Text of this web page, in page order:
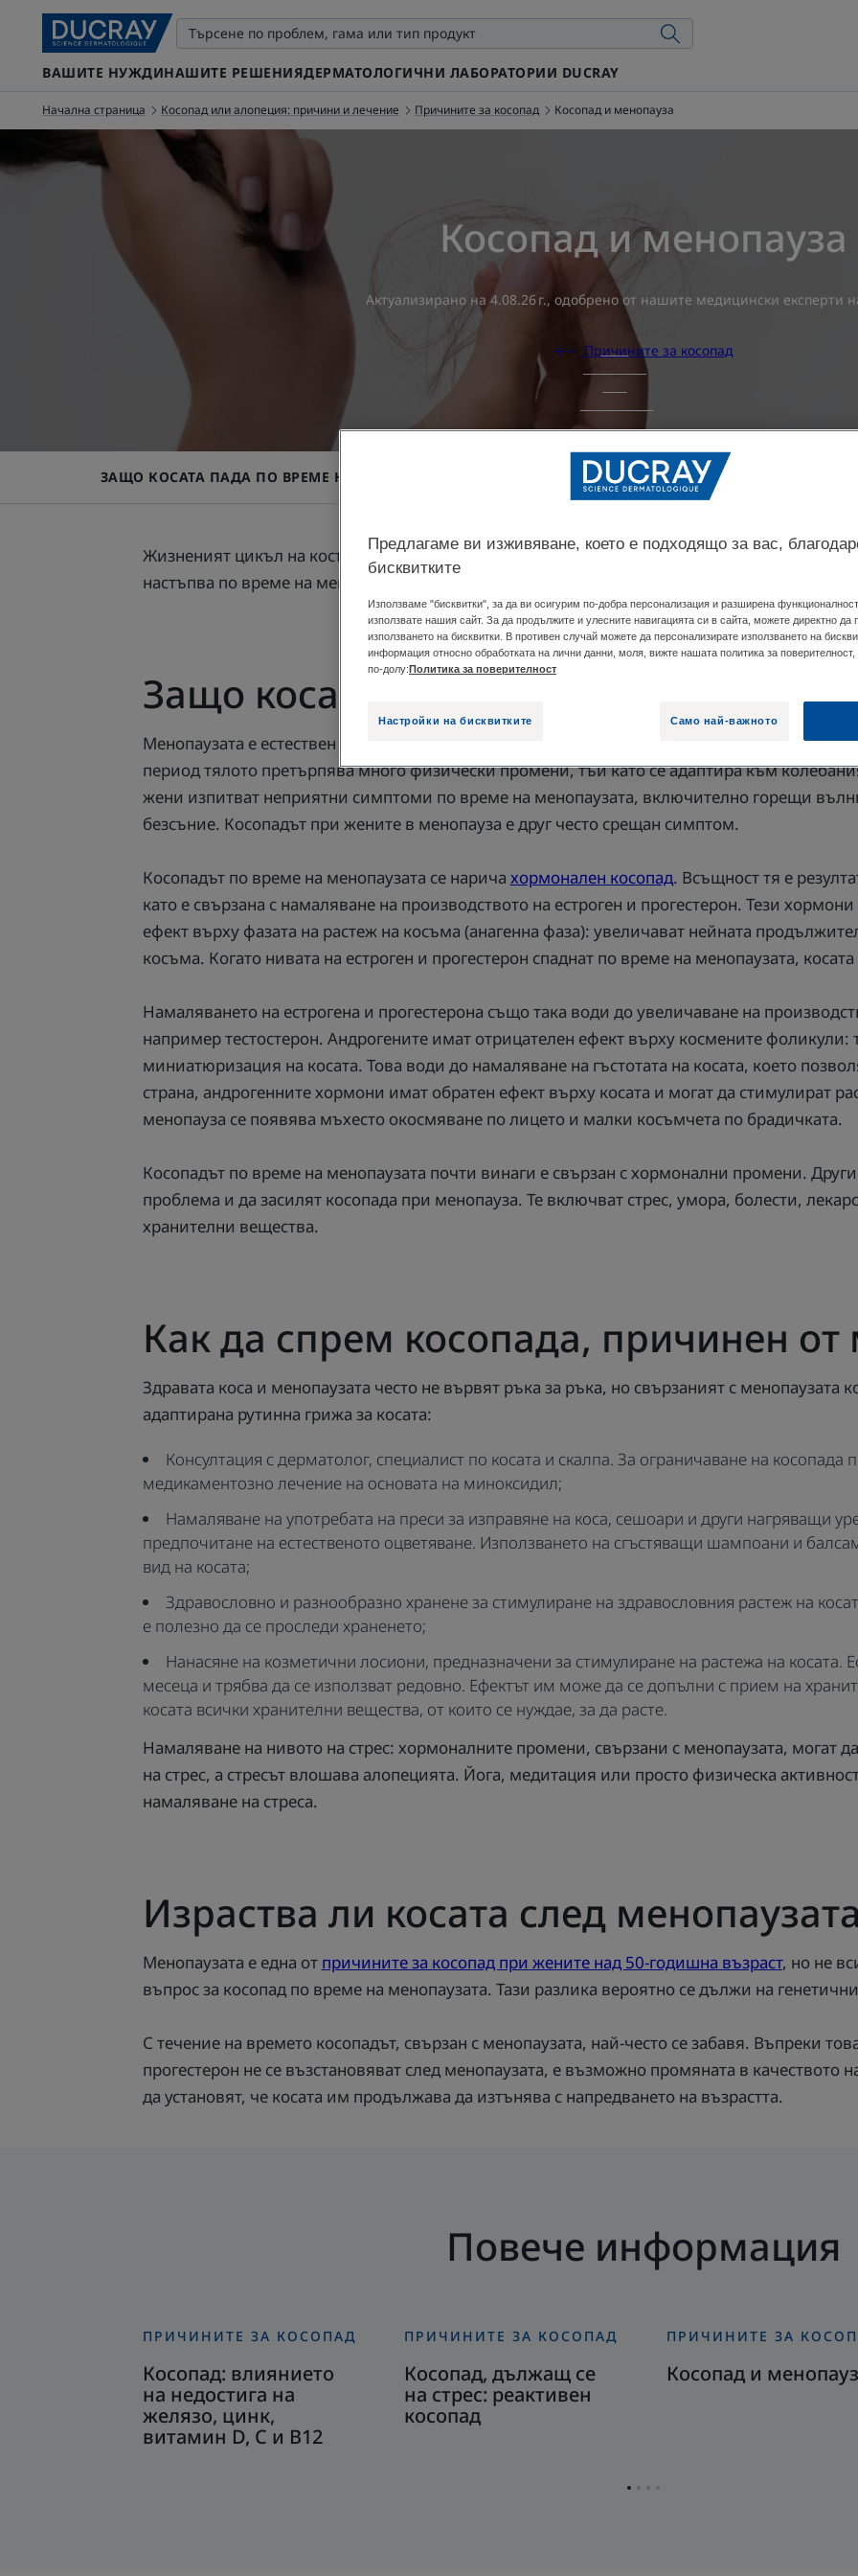
ВАШИТЕ НУЖДИНАШИТЕ РЕШЕНИЯДЕРМАТОЛОГИЧНИ ЛАБОРАТОРИИ DUCRAY
Начална страница Косопад или алопеция: причини и лечение Причините за косопад Косопад и менопауза
Косопад и менопауза
Актуализирано на 4.08.26 г., одобрено от нашите медицински експерти
Причините за косопад
ЗАЩО КОСАТА ПАДА ПО ВРЕМЕ НА МЕНОПАУЗАТА? КАК ДА СПРЕМ КОСОПАДА,
Жизненият цикъл на косъма е много чувствителен към хормоналните промени в
настъпва по време на менопаузата при жените, оказва влияние върху качеството и растежа
Защо косата пада по време на
Менопаузата е естествен биологичен процес, който всички жени преживяват в
период тялото претърпява много физически промени, тъй като се адаптира към
жени изпитват неприятни симптоми по време на менопаузата, включително горещи
безсъние. Косопадът при жените в менопауза е друг често срещан симптом.
Косопадът по време на менопаузата се нарича хормонален косопад. Всъщност тя е
като е свързана с намаляване на производството на естроген и прогестерон. Тези
ефект върху фазата на растеж на косъма (анагенна фаза): увеличават нейната
косъма. Когато нивата на естроген и прогестерон спаднат по време на менопаузата,
Намаляването на естрогена и прогестерона също така води до увеличаване на
например тестостерон. Андрогените имат отрицателен ефект върху космените фоликули:
миниатюризация на косата. Това води до намаляване на гъстотата на косата, което
страна, андрогенните хормони имат обратен ефект върху косата и могат да стимулират
менопауза се появява мъхесто окосмяване по лицето и малки косъмчета по брадичката.
Косопадът по време на менопаузата почти винаги е свързан с хормонални промени.
проблема и да засилят косопада при менопауза. Те включват стрес, умора, болести,
хранителни вещества.
Как да спрем косопада, причинен от
Здравата коса и менопаузата често не вървят ръка за ръка, но свързаният с менопаузата
адаптирана рутинна грижа за косата:
Консултация с дерматолог, специалист по косата и скалпа. За ограничаване на
медикаментозно лечение на основата на миноксидил;
Намаляване на употребата на преси за изправяне на коса, сешоари и други нагряващи
предпочитане на естественото оцветяване. Използването на сгъстяващи шампоани и
вид на косата;
Здравословно и разнообразно хранене за стимулиране на здравословния растеж на
е полезно да се проследи храненето;
Нанасяне на козметични лосиони, предназначени за стимулиране на растежа на косата.
месеца и трябва да се използват редовно. Ефектът им може да се допълни с прием на
косата всички хранителни вещества, от които се нуждае, за да расте.
Намаляване на нивото на стрес: хормоналните промени, свързани с менопаузата, могат
на стрес, а стресът влошава алопецията. Йога, медитация или просто физическа
намаляване на стреса.
Израства ли косата след
Менопаузата е една от причините за косопад при жените над 50-годишна възраст, но не
въпрос за косопад по време на менопаузата. Тази разлика вероятно се дължи на
С течение на времето косопадът, свързан с менопаузата, най-често се забавя. Въпреки
прогестерон не се възстановяват след менопаузата, е възможно промяната в качеството
да установят, че косата им продължава да изтънява с напредването на възрастта.
Повече информация
Открийте
Косопад:
влиянието
на
недостига
ПРИЧИНИТЕ ЗА КОСОПАД
Косопад: влиянието
на недостига на
желязо, цинк,
витамин D, C и B12
Открийте
Косопад,
дължащ
се
ПРИЧИНИТЕ ЗА КОСОПАД
Косопад, дължащ се
на стрес: реактивен
косопад
Открийте
Косопад
ПРИЧИНИТЕ ЗА
Косопад и
Отидете
Отидете
Отидете
Отидете
Предлагаме ви изживяване, което е подходящо за вас,
бисквитките
Използваме "бисквитки", за да ви осигурим по-добра персонализация и разширена
използвате нашия сайт. За да продължите и улесните навигацията си в сайта, можете директно да
използването на бисквитки. В противен случай можете да персонализирате използването на
информация относно обработката на лични данни, моля, вижте нашата политика за поверителност,
по-долу:Политика за поверителност
Настройки на бисквитките Само най-важното